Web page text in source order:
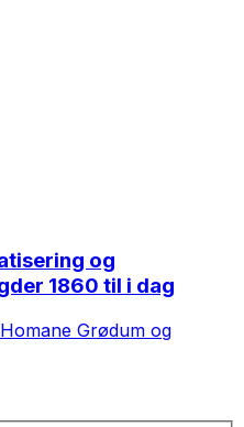
og
1860 til i dag
Grødum og